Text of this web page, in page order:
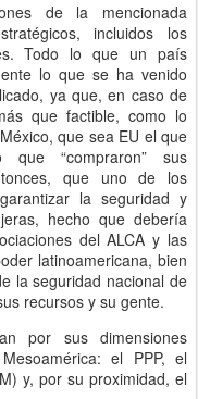
de la mencionada
incluidos los
Todo lo que un país
lo que se ha venido
ya que, en caso de
que factible, como lo
que sea EU el que
“compraron” sus
que uno de los
la seguridad y
hecho que debería
del ALCA y las
latinoamericana, bien
la seguridad nacional de
recursos y su gente.
por sus dimensiones
el PPP, el
y, por su proximidad, el